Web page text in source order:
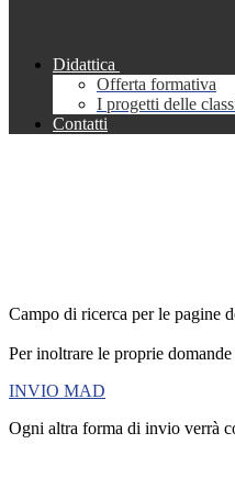
Didattica
Offerta formativa
I progetti delle
Contatti
Campo di ricerca per le pagine
Per inoltrare le proprie
INVIO MAD
Ogni altra forma di invio verrà